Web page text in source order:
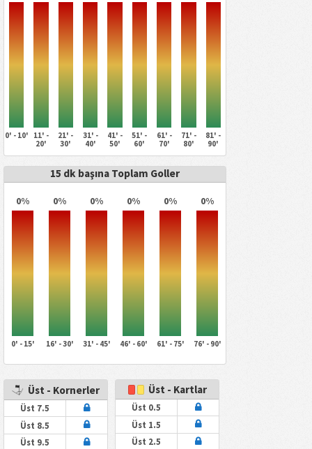
0' - 10'
11' -
20'
21' -
30'
31' -
40'
41' -
50'
51' -
60'
61' -
70'
71' -
80'
81' -
90'
15 dk başına Toplam Goller
0% 0% 0% 0% 0% 0%
0' - 15' 16' - 30' 31' - 45' 46' - 60' 61' - 75' 76' - 90'
Üst - Kornerler
Üst 7.5
Üst 8.5
Üst 9.5
Üst - Kartlar
Üst 0.5
Üst 1.5
Üst 2.5